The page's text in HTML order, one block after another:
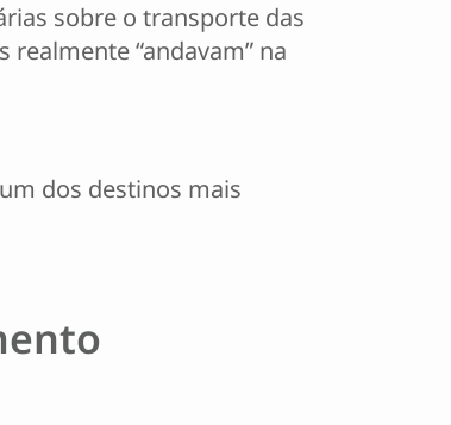
sobre o transporte das
“andavam” na
dos destinos mais